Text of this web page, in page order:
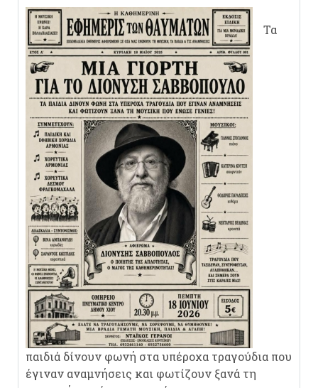
Τα
παιδιά δίνουν φωνή στα υπέροχα τραγούδια που
έγιναν αναμνήσεις και φωτίζουν ξανά τη